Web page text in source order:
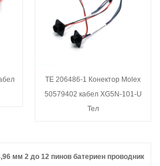
TE 206486-1 Конектор Molex
50579402 кабел XG5N-101-U
Тел
мм 2 до 12 пинов батериен проводник